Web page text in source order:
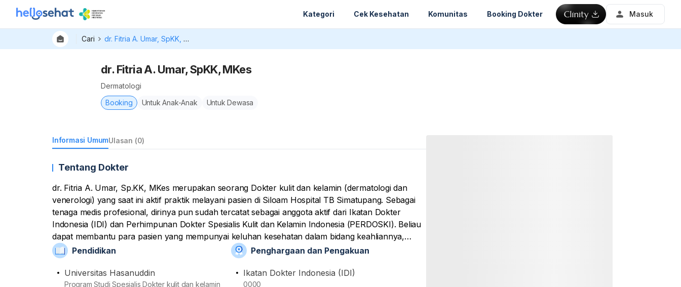
Kategori Cek Kesehatan Komunitas Booking Dokter Masuk
Cari dr. Fitria A. Umar, SpKK, MKes
dr. Fitria A. Umar, SpKK, MKes
Dermatologi
Booking
Untuk Anak-Anak Untuk Dewasa
Informasi UmumUlasan (0)
Tentang Dokter
dr. Fitria A. Umar, Sp.KK, MKes merupakan seorang Dokter kulit dan kelamin (dermatologi dan
venerologi) yang saat ini aktif praktik melayani pasien di Siloam Hospital TB Simatupang. Sebagai
tenaga medis profesional, dirinya pun sudah tercatat sebagai anggota aktif dari Ikatan Dokter
Indonesia (IDI) dan Perhimpunan Dokter Spesialis Kulit dan Kelamin Indonesia (PERDOSKI). Beliau
dapat membantu para pasien yang mempunyai keluhan kesehatan dalam bidang keahliannya,
termasuk dengan memberikan tindakan pemeriksaan, pemberian obat, dan tindakan medis yang
diperlukan. Dari sisi akademis, beliau telah menamatkan pendidikan spesialisnya di Universitas
Hasanuddin setelah sebelumnya menamatkan pendidikan Sarjana Kedokteran dan Profesi Dokter di
Universitas Indonesia.
Pendidikan
Universitas Hasanuddin
Program Studi Spesialis Dokter kulit dan kelamin
Penghargaan dan Pengakuan
Ikatan Dokter Indonesia (IDI)
0000